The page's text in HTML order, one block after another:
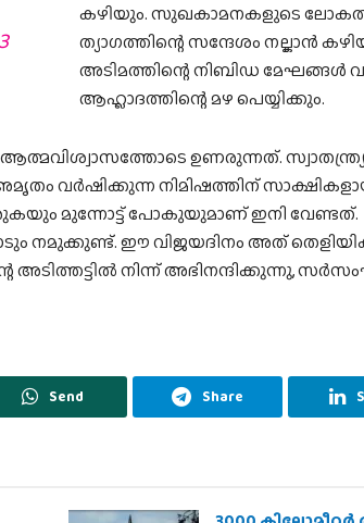
കഴിയും. സുഖകാമനകളുടെ
ത്യാഗത്തിന്റെ സന്ദേശം നല്കാന്‍
അടിമത്തിന്റെ നിബിഡ
ആഹ്ലാദത്തിന്റെ മഴ പെയ്യിക്കും.
ഉണരുന്നത്.
വര്‍ഷിക്കുന്ന നിമിഷത്തിന്
മുന്നോട്ട് പോകുയുമാണ് ഇനി വേണ്ടത്.
നമുക്കുണ്ട്. ഈ വിജയദിനം അത്
അടിത്തട്ടില്‍ നിന്ന് അഭിനന്ദിക്കുന്നു,
Send Share